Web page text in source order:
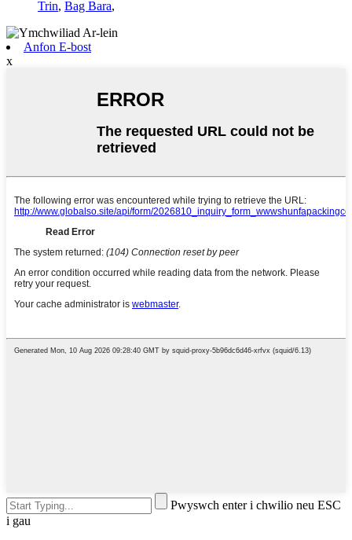
Trin, Bag Bara,
Anfon E-bost
x
Pwyswch enter i chwilio neu ESC
i gau